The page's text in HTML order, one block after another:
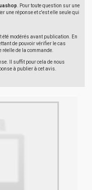
. Pour toute question sur une
une réponse et c'est elle seule qui
modérés avant publication. En
de pouvoir vérifier le cas
de la commande.
Il suffit pour cela de nous
à publier à cet avis.